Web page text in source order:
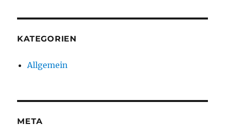
KATEGORIEN
Allgemein
META